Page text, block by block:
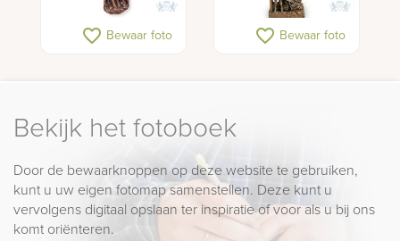
favorite_border Bewaar foto favorite_border Bewaar foto
Bekijk het fotoboek
Door de bewaarknoppen op deze website te gebruiken,
kunt u uw eigen fotomap samenstellen. Deze kunt u
vervolgens digitaal opslaan ter inspiratie of voor als u bij ons
komt oriënteren.